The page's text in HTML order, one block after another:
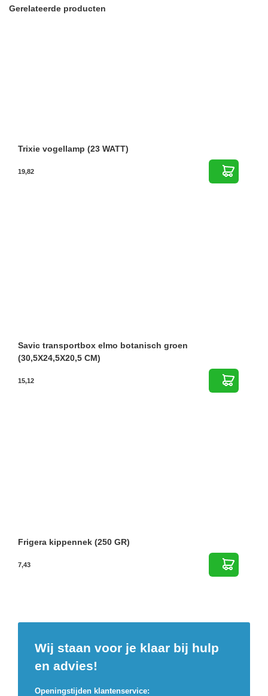
Gerelateerde producten
Trixie vogellamp (23 WATT)
19,82
Savic transportbox elmo botanisch groen
(30,5X24,5X20,5 CM)
15,12
Frigera kippennek (250 GR)
7,43
Wij staan voor je klaar bij hulp
en advies!
Openingstijden klantenservice: